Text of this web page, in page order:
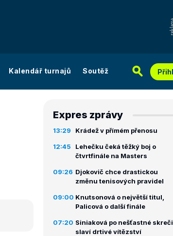
Kalendář turnajů Soutěž
Expres zprávy
13:29 Krádež v přímém přenosu
12:45
Lehečku čeká těžký boj o
čtvrtfinále na Masters
09:26 Djokovič chce drastickou
změnu tenisových pravidel
09:00 Knutsonová o největší titul,
Palicová o další finále
07:20 Siniaková po nešťastné skreči
slaví drtivé vítězství